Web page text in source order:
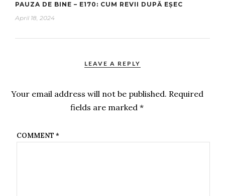
PAUZA DE BINE – E170: CUM REVII DUPĂ EȘEC
April 18, 2024
LEAVE A REPLY
Your email address will not be published. Required
fields are marked*
COMMENT *